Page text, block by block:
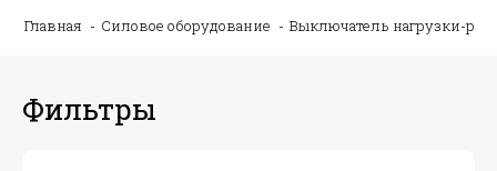
Главная Силовое оборудование Выключатель нагрузки-
Фильтры